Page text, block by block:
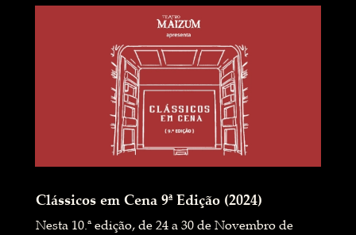
Clássicos em Cena 9ª Edição (2024)
Nesta 10.ª edição, de 24 a 30 de Novembro de